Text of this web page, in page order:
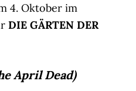
4. Oktober im
DIE GÄRTEN DER
April Dead)